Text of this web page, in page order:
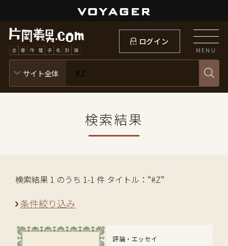
ログイン
MENU
検索結果
検索結果 1 のうち 1-1 件 タイトル：“#Z”
条件絞り込み
評論・エッセイ